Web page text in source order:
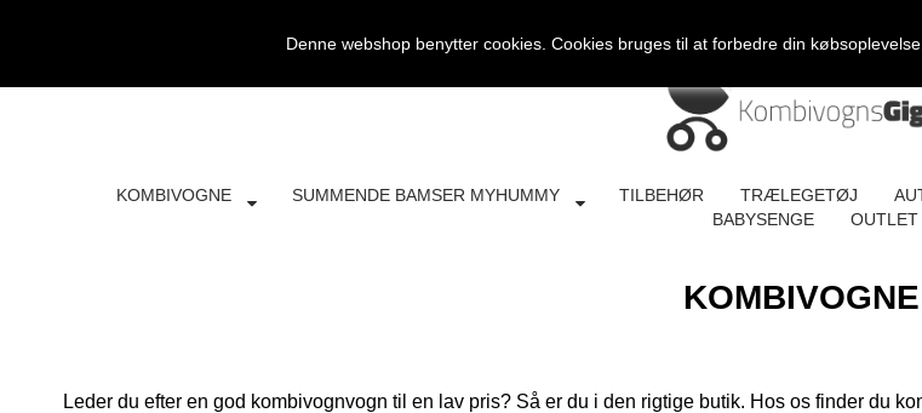
KOMBIVOGNE SUMMENDE BAMSER MYHUMMY TILBEHØR TRÆLEGETØJ
BABYSENGE
OUTLET
KOMBIVOGNE
Leder du efter en god kombivognvogn til en lav pris? Så er du i den rigtige butik. Hos os finder du
Denne webshop benytter cookies. Cookies bruges til at forbedre din